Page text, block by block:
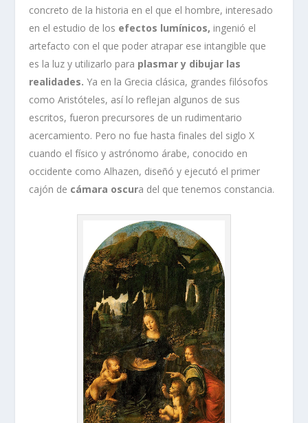
concreto de la historia en el que el hombre, interesado
en el estudio de los efectos lumínicos, ingenió el
artefacto con el que poder atrapar ese intangible que
es la luz y utilizarlo para plasmar y dibujar las
realidades. Ya en la Grecia clásica, grandes filósofos
como Aristóteles, así lo reflejan algunos de sus
escritos, fueron precursores de un rudimentario
acercamiento. Pero no fue hasta finales del siglo X
cuando el físico y astrónomo árabe, conocido en
occidente como Alhazen, diseñó y ejecutó el primer
cajón de cámara oscura del que tenemos constancia.